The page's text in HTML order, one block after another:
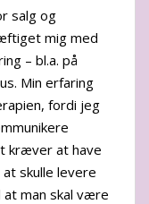
salg og
mig med
– bl.a. på
Min erfaring
fordi jeg
kræver at have
skulle levere
man skal være